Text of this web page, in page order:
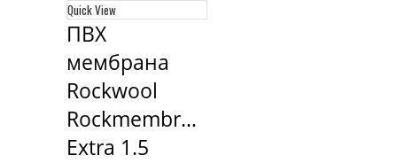
Quick View
ПВХ
мембрана
Rockwool
Rockmembrane
Extra 1.5